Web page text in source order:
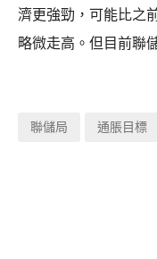
濟更強勁，可能比之
略微走高。但目前聯
聯儲局 通脹目標